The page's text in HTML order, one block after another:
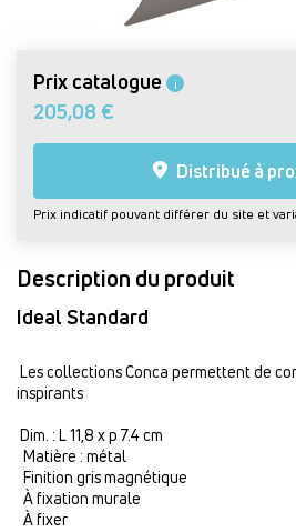
Prix catalogue i
205,08 €
Distribué à
Prix indicatif pouvant différer du site et
Description du produit
Ideal Standard
Les collections Conca permettent de
inspirants
Dim. : L 11,8 x p 7.4 cm
Matière : métal
Finition gris magnétique
À fixation murale
À fixer